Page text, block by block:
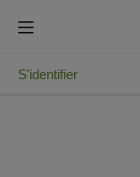
S'identifier